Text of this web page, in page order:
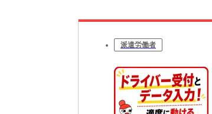
派遣労働者